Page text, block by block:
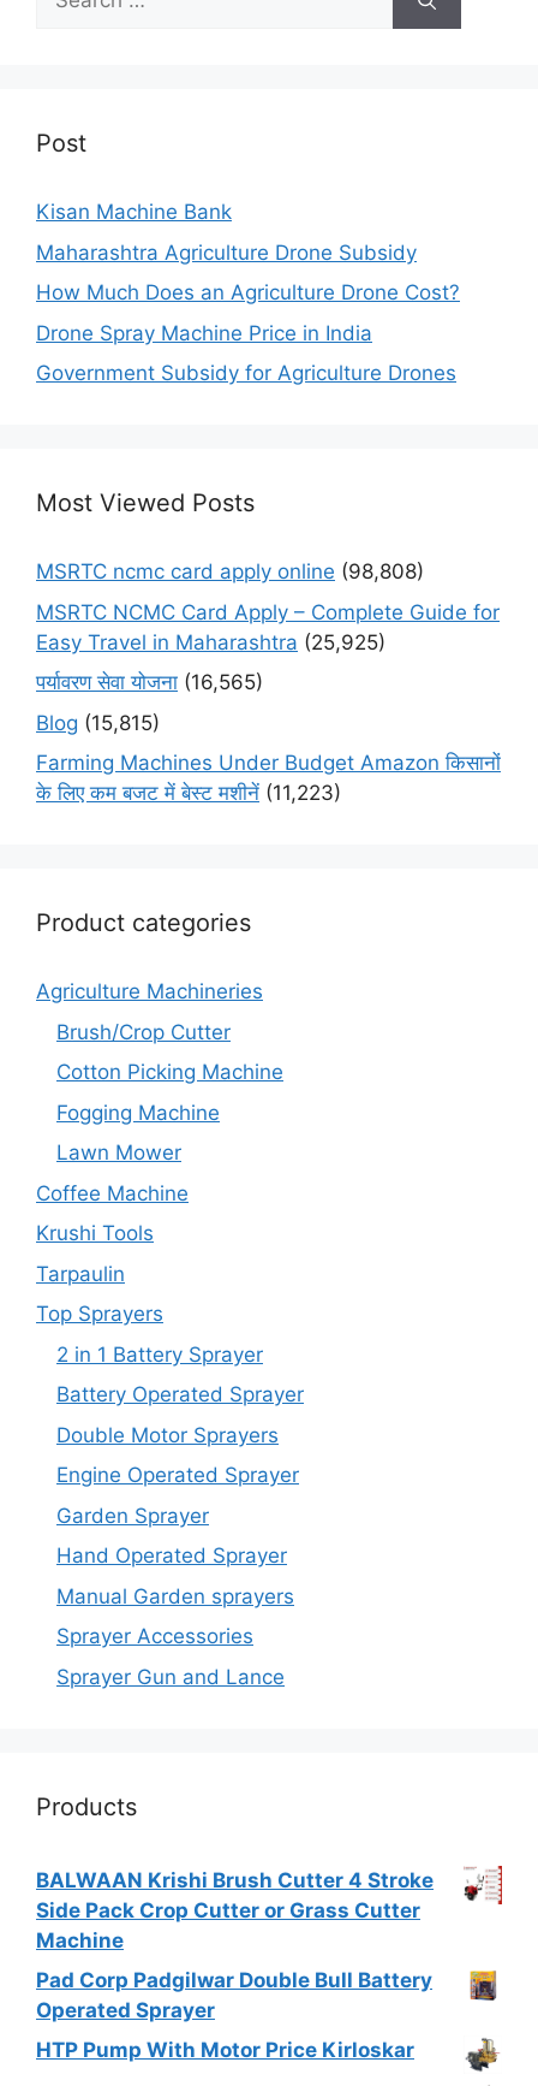
for:
Post
Kisan Machine Bank
Maharashtra Agriculture Drone Subsidy
How Much Does an Agriculture Drone Cost?
Drone Spray Machine Price in India
Government Subsidy for Agriculture Drones
Most Viewed Posts
MSRTC ncmc card apply online (98,808)
MSRTC NCMC Card Apply – Complete Guide for
Easy Travel in Maharashtra (25,925)
पर्यावरण सेवा योजना (16,565)
Blog (15,815)
Farming Machines Under Budget Amazon किसानों
के लिए कम बजट में बेस्ट मशीनें (11,223)
Product categories
Agriculture Machineries
Brush/Crop Cutter
Cotton Picking Machine
Fogging Machine
Lawn Mower
Coffee Machine
Krushi Tools
Tarpaulin
Top Sprayers
2 in 1 Battery Sprayer
Battery Operated Sprayer
Double Motor Sprayers
Engine Operated Sprayer
Garden Sprayer
Hand Operated Sprayer
Manual Garden sprayers
Sprayer Accessories
Sprayer Gun and Lance
Products
BALWAAN Krishi Brush Cutter 4 Stroke
Side Pack Crop Cutter or Grass Cutter
Machine
Pad Corp Padgilwar Double Bull Battery
Operated Sprayer
HTP Pump With Motor Price Kirloskar